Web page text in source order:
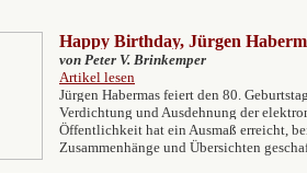
Happy Birthday, Jürgen
von Peter V. Brinkemper
Artikel lesen
Jürgen Habermas feiert den 80.
Verdichtung und Ausdehnung der
Öffentlichkeit hat ein Ausmaß erreicht,
Zusammenhänge und Übersichten